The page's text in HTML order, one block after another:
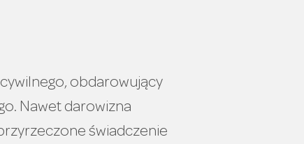
obdarowujący
Nawet darowizna
świadczenie